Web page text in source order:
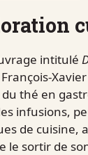
intitulé
thé en
infusions,
de cuisine,
le sortir de